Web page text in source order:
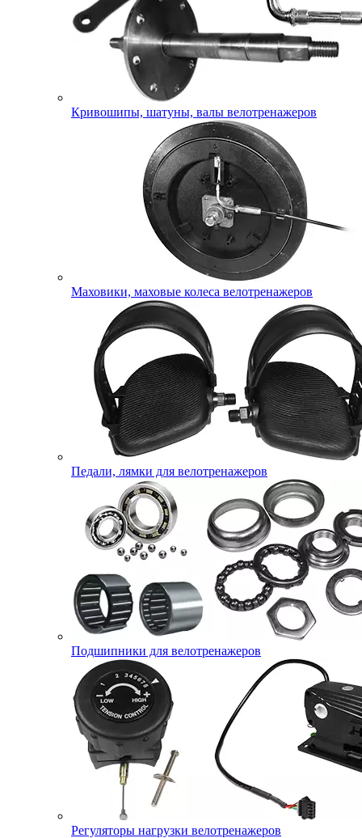
Кривошипы, шатуны, валы велотренажеров
Маховики, маховые колеса велотренажеров
Педали, лямки для велотренажеров
Подшипники для велотренажеров
Регуляторы нагрузки велотренажеров